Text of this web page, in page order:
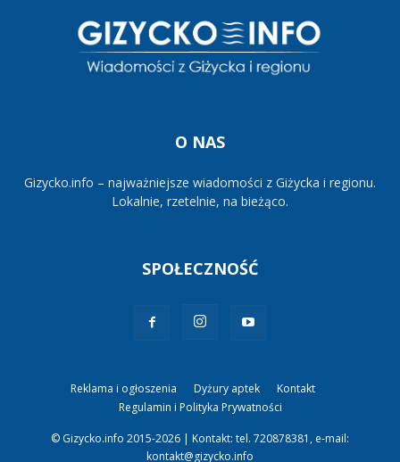
O NAS
Gizycko.info – najważniejsze wiadomości z Giżycka i regionu.
Lokalnie, rzetelnie, na bieżąco.
SPOŁECZNOŚĆ
Reklama i ogłoszenia Dyżury aptek
Kontakt
Regulamin i Polityka Prywatności
© Gizycko.info 2015-2026 | Kontakt: tel. 720878381, e-mail:
kontakt@gizycko.info